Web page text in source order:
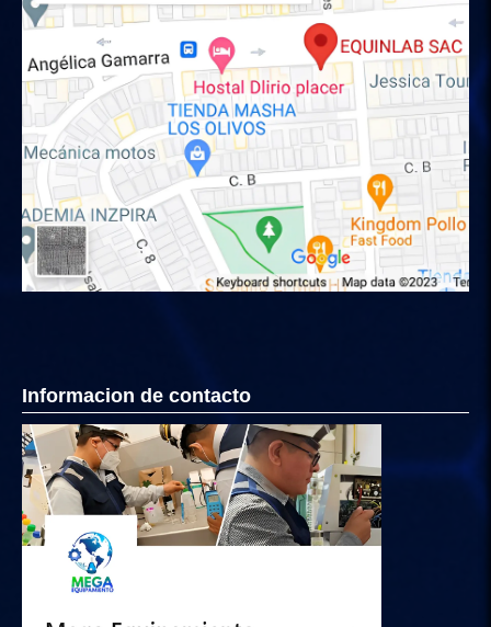
Informacion de contacto